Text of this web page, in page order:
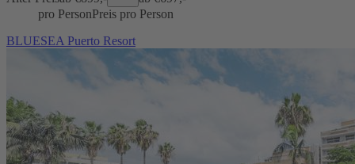
pro PersonPreis pro Person
BLUESEA Puerto Resort